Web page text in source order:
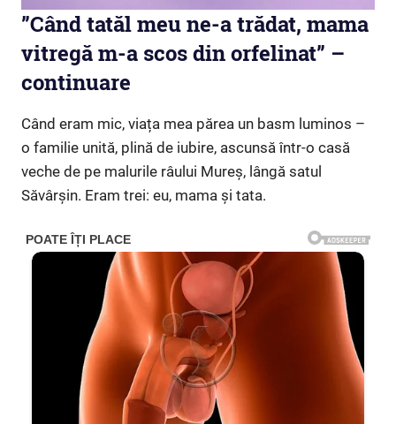
”Când tatăl meu ne-a trădat, mama
vitregă m-a scos din orfelinat” –
continuare
Când eram mic, viața mea părea un basm luminos –
o familie unită, plină de iubire, ascunsă într-o casă
veche de pe malurile râului Mureș, lângă satul
Săvârșin. Eram trei: eu, mama și tata.